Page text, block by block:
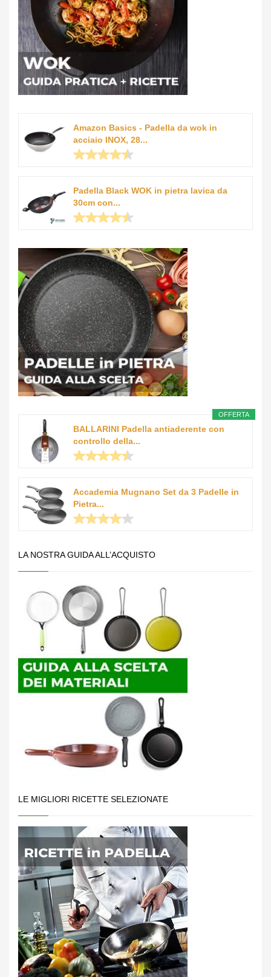
Amazon Basics - Padella da wok in
acciaio INOX, 28...
Padella Black WOK in pietra lavica da
30cm con...
OFFERTA
BALLARINI Padella antiaderente con
controllo della...
Accademia Mugnano Set da 3 Padelle in
Pietra...
LA NOSTRA GUIDA ALL’ACQUISTO
LE MIGLIORI RICETTE SELEZIONATE